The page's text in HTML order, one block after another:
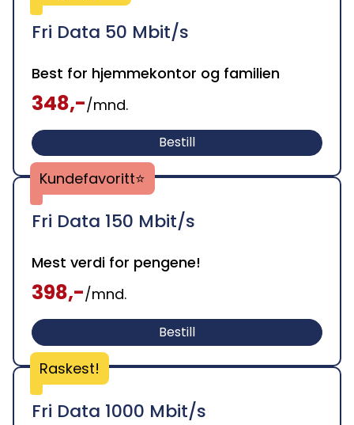
Fri Data 50 Mbit/s
Best for hjemmekontor og familien
348,-/mnd.
Bestill
Kundefavoritt⭐
Fri Data 150 Mbit/s
Mest verdi for pengene!
398,-/mnd.
Bestill
Raskest!
Fri Data 1000 Mbit/s